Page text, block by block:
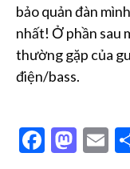
bảo quản đàn
nhất! Ở phần sau
thường gặp của
điện/bass.